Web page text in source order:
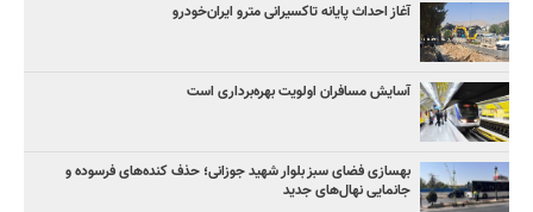
آغاز احداث پایانه تاکسیرانی مترو ایران‌خودرو
آسایش مسافران اولویت بهره‌برداری است
بهسازی فضای سبز بلوار شهید جوزانی؛ حذف کنده‌های فرسوده و
جانمایی نهال‌های جدید